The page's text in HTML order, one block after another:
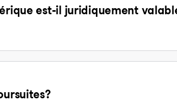
est-il juridiquement